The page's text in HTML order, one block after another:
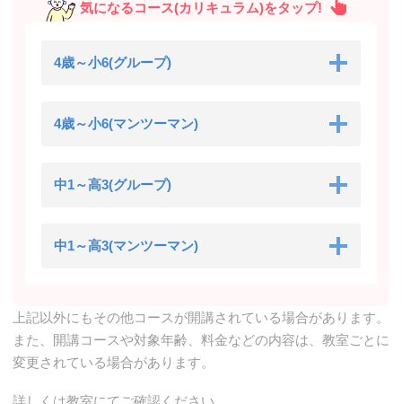
気になるコース(カリキュラム)をタップ!
4歳～小6(グループ)
4歳～小6(マンツーマン)
中1～高3(グループ)
中1～高3(マンツーマン)
上記以外にもその他コースが開講されている場合があります。
また、開講コースや対象年齢、料金などの内容は、教室ごとに
変更されている場合があります。
詳しくは教室にてご確認ください。